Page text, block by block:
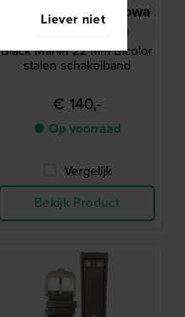
Swiss Military Hanowa
ASMWGH0001760
Black Marlin 22 mm Bicolor
stalen schakelband
€ 140,-
● Op voorraad
Vergelijk
Bekijk Product
Liever niet